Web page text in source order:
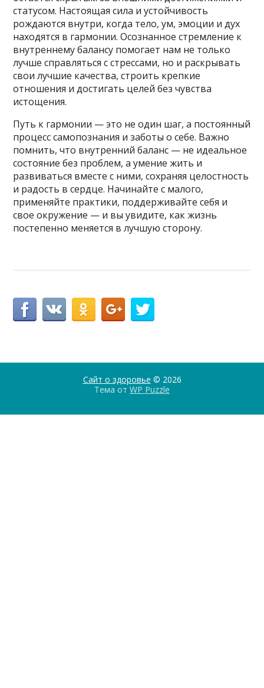
статусом. Настоящая сила и устойчивость
рождаются внутри, когда тело, ум, эмоции и дух
находятся в гармонии. Осознанное стремление к
внутреннему балансу помогает нам не только
лучше справляться с стрессами, но и раскрывать
свои лучшие качества, строить крепкие
отношения и достигать целей без чувства
истощения.
Путь к гармонии — это не один шаг, а постоянный
процесс самопознания и заботы о себе. Важно
помнить, что внутренний баланс — не идеальное
состояние без проблем, а умение жить и
развиваться вместе с ними, сохраняя целостность
и радость в сердце. Начинайте с малого,
применяйте практики, поддерживайте себя и
свое окружение — и вы увидите, как жизнь
постепенно меняется в лучшую сторону.
Сайт о здоровье © 2026
Тема от WP Puzzle